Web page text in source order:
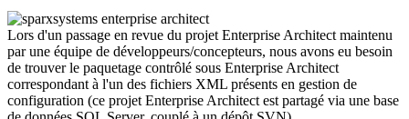
Lors d'un passage en revue du projet Enterprise Architect maintenu
par une équipe de développeurs/concepteurs, nous avons eu besoin
de trouver le paquetage contrôlé sous Enterprise Architect
correspondant à l'un des fichiers XML présents en gestion de
configuration (ce projet Enterprise Architect est partagé via une base